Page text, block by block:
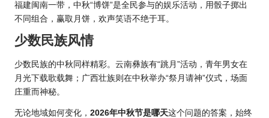
福建闽南一带，中秋“博饼”是全民参与的娱乐活动，用骰子掷出
不同组合，赢取月饼，欢声笑语不绝于耳。
少数民族风情
少数民族的中秋同样精彩。云南彝族有“跳月”活动，青年男女在
月光下载歌载舞；广西壮族则在中秋举办“祭月请神”仪式，场面
庄重而神秘。
无论地域如何变化， 2026年中秋节是哪天这个问题的答案，始终